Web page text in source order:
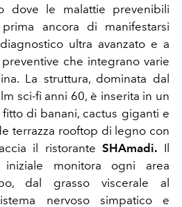
dove le malattie prevenibili
ancora di manifestarsi
ultra avanzato e a
che integrano varie
La struttura, dominata dal
sci-fi anni 60, è inserita in un
di banani, cactus giganti e
terrazza rooftop di legno con
il ristoranteSHAmadi. Il
iniziale monitora ogni area
dal grasso viscerale al
nervoso simpatico e